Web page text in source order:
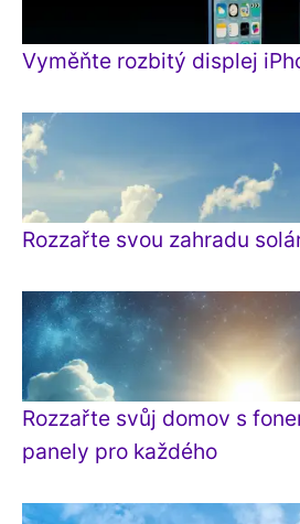
Vyměňte rozbitý displej
Rozzařte svou zahradu
Rozzařte svůj domov s
panely pro každého